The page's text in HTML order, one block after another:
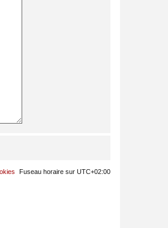
Fuseau horaire sur UTC+02:00